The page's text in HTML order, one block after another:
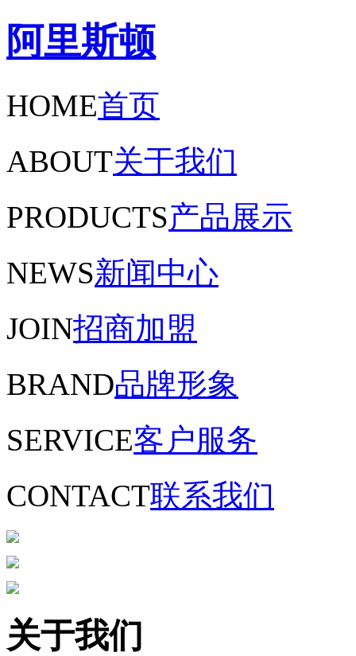
阿里斯顿
HOME首页
ABOUT关于我们
PRODUCTS产品展示
NEWS新闻中心
JOIN招商加盟
BRAND品牌形象
SERVICE客户服务
CONTACT联系我们
关于我们